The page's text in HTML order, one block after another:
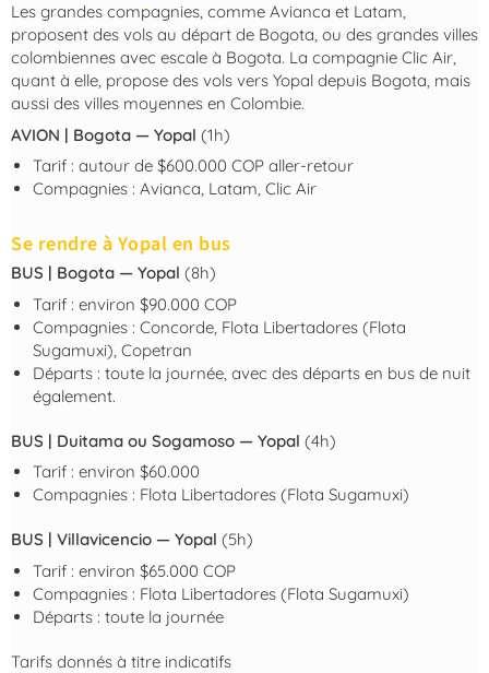
Les grandes compagnies, comme Avianca et Latam,
proposent des vols au départ de Bogota, ou des grandes villes
colombiennes avec escale à Bogota. La compagnie Clic Air,
quant à elle, propose des vols vers Yopal depuis Bogota, mais
aussi des villes moyennes en Colombie.
AVION | Bogota — Yopal (1h)
Tarif : autour de $600.000 COP aller-retour
Compagnies : Avianca, Latam, Clic Air
Se rendre à Yopal en bus
BUS | Bogota — Yopal (8h)
Tarif : environ $90.000 COP
Compagnies : Concorde, Flota Libertadores (Flota
Sugamuxi), Copetran
Départs : toute la journée, avec des départs en bus de nuit
également.
BUS | Duitama ou Sogamoso — Yopal (4h)
Tarif : environ $60.000
Compagnies : Flota Libertadores (Flota Sugamuxi)
BUS | Villavicencio — Yopal (5h)
Tarif : environ $65.000 COP
Compagnies : Flota Libertadores (Flota Sugamuxi)
Départs : toute la journée
Tarifs donnés à titre indicatifs